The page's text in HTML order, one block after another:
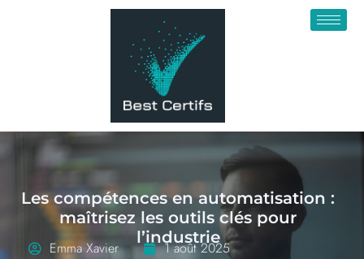
Les compétences en automatisation :
maîtrisez les outils clés pour
l’industrie
Emma Xavier 1 août 2025